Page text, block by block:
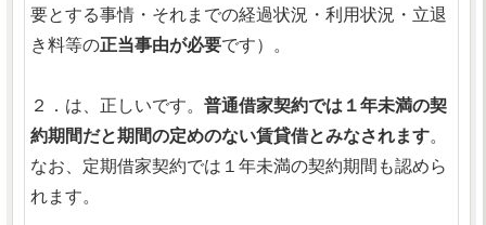
要とする事情・それまでの経過状況・利用状況・立退
き料等の正当事由が必要です）。
２．は、正しいです。 普通借家契約では１年未満の契
約期間だと期間の定めのない賃貸借とみなされます。
なお、定期借家契約では１年未満の契約期間も認めら
れます。